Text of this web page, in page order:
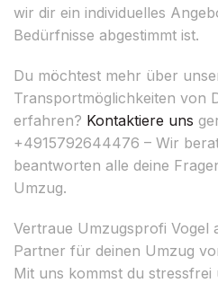
wir dir ein individuelles
Bedürfnisse abgestimmt ist.
Du möchtest mehr über
Transportmöglichkeiten von
erfahren? Kontaktiere uns
+4915792644476 – Wir
beantworten alle deine
Umzug.
Vertraue Umzugsprofi Vogel
Partner für deinen Umzug
Mit uns kommst du stressfrei